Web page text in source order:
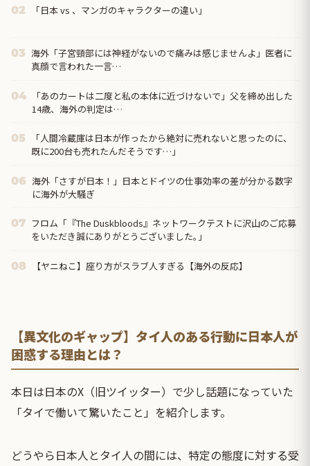
02 「日本 vs 、マンガのキャラクターの違い」
03 海外「子宮頸部には神経がないので痛みは感じませんよ」医者に
真顔で言われた一言…
04
「あのカートは二度と私の本体に近づけないで」父を締め出した
14歳、海外の判定は…
05
「人間冷蔵庫は日本が作ったから絶対に売れないと思ったのに、
既に200台も売れたんだそうです…」
06 海外「さすが日本！」日本とドイツの仕事効率の差が分かる数字
に海外が大騒ぎ
07 フロム「『The Duskbloods』ネットワークテストに沢山のご応募
をいただき誠にありがとうございました｡」
08 【ヤニねこ】座り方がスラブ人すぎる【海外の反応】
【異文化のギャップ】タイ人のある行動に日本人が
困惑する理由とは？
本日は日本のX（旧ツイッター）で少し話題になっていた
「タイで働いて驚いたこと」を紹介します。
どうやら日本人とタイ人の間には、特定の態度に対する受